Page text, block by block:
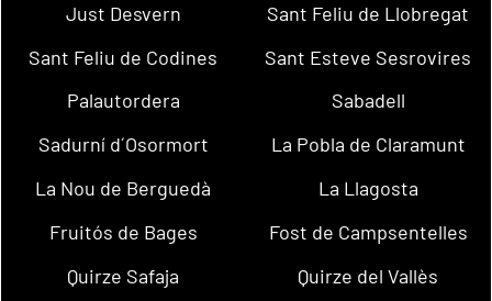
Just Desvern
Sant Feliu de Llobregat
Sant Feliu de Codines
Sant Esteve Sesrovires
Palautordera
Sabadell
Sadurní d´Osormort
La Pobla de Claramunt
La Nou de Berguedà
La Llagosta
Fruitós de Bages
Fost de Campsentelles
Quirze Safaja
Quirze del Vallès